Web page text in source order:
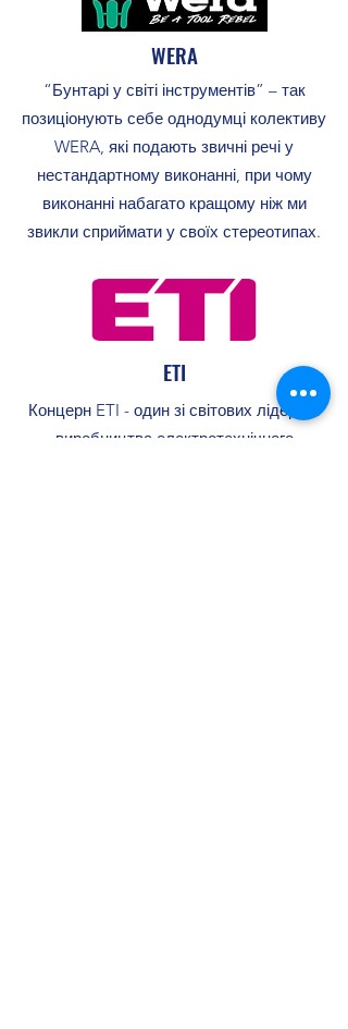
WERA
“Бунтарі у світі інструментів” – так
позиціонують себе однодумці колективу
WERA, які подають звичні речі у
нестандартному виконанні, при чому
виконанні набагато кращому ніж ми
звикли сприймати у своїх стереотипах.
ETI
Концерн ETI - один зі світових лідерів з
виробництва електротехнічного